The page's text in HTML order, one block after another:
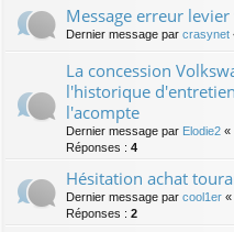
Message erreur levier
Dernier message par crasynet
La concession
l'historique
l'acompte
Dernier message par Elodie2 «
Réponses : 4
Hésitation achat
Dernier message par cool1er «
Réponses : 2